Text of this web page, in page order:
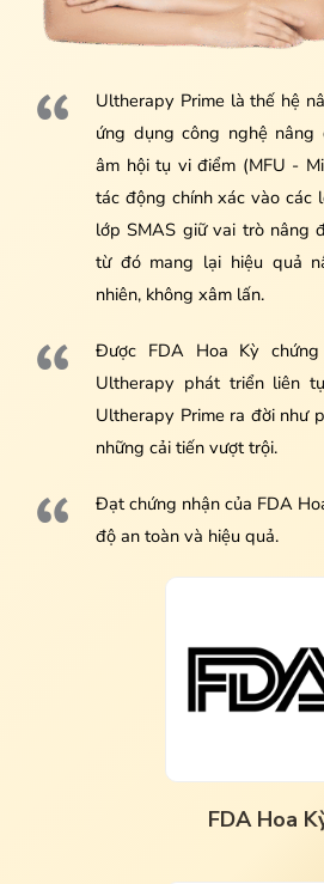
Ultherapy Prime là thế hệ
ứng dụng công nghệ nâng
âm hội tụ vi điểm (MFU -
tác động chính xác vào các
lớp SMAS giữ vai trò nâng
từ đó mang lại hiệu quả
nhiên, không xâm lấn.
Được FDA Hoa Kỳ
Ultherapy phát triển liên
Ultherapy Prime ra đời như
những cải tiến vượt trội.
Đạt chứng nhận của FDA
độ an toàn và hiệu quả.
FDA Hoa